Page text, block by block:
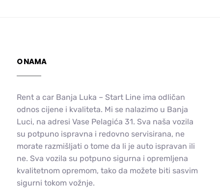
O NAMA
Rent a car Banja Luka – Start Line ima odličan
odnos cijene i kvaliteta. Mi se nalazimo u Banja
Luci, na adresi Vase Pelagića 31. Sva naša vozila
su potpuno ispravna i redovno servisirana, ne
morate razmišljati o tome da li je auto ispravan ili
ne. Sva vozila su potpuno sigurna i opremljena
kvalitetnom opremom, tako da možete biti sasvim
sigurni tokom vožnje.